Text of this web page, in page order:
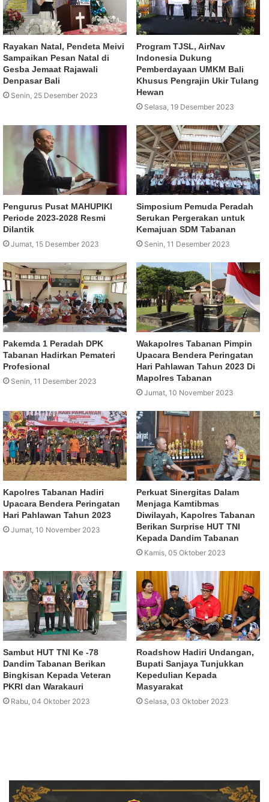
Rayakan Natal, Pendeta Meivi
Sampaikan Pesan Natal di
Gesba Jemaat Rajawali
Denpasar Bali
Senin, 25 Desember 2023
Program TJSL, AirNav
Indonesia Dukung
Pemberdayaan UMKM Bali
Khusus Pengrajin Ukir Tulang
Hewan
Selasa, 19 Desember 2023
Pengurus Pusat MAHUPIKI
Periode 2023-2028 Resmi
Dilantik
Jumat, 15 Desember 2023
Simposium Pemuda Peradah
Serukan Pergerakan untuk
Kemajuan SDM Tabanan
Senin, 11 Desember 2023
Pakemda 1 Peradah DPK
Tabanan Hadirkan Pemateri
Profesional
Senin, 11 Desember 2023
Wakapolres Tabanan Pimpin
Upacara Bendera Peringatan
Hari Pahlawan Tahun 2023 Di
Mapolres Tabanan
Jumat, 10 November 2023
Kapolres Tabanan Hadiri
Upacara Bendera Peringatan
Hari Pahlawan Tahun 2023
Jumat, 10 November 2023
Perkuat Sinergitas Dalam
Menjaga Kamtibmas
Diwilayah, Kapolres Tabanan
Berikan Surprise HUT TNI
Kepada Dandim Tabanan
Kamis, 05 Oktober 2023
Sambut HUT TNI Ke -78
Dandim Tabanan Berikan
Bingkisan Kepada Veteran
PKRI dan Warakauri
Rabu, 04 Oktober 2023
Roadshow Hadiri Undangan,
Bupati Sanjaya Tunjukkan
Kepedulian Kepada
Masyarakat
Selasa, 03 Oktober 2023